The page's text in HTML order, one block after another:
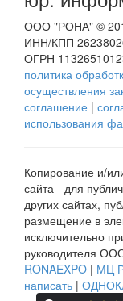
ООО "РОНА" ©
ИНН/КПП
ОГРН
политика
осуществления
соглашение |
использования
Копирование и/
сайта - для
других сайтах,
размещение в
исключительно
руководителя
RONAEXPO | МЦ
написать |